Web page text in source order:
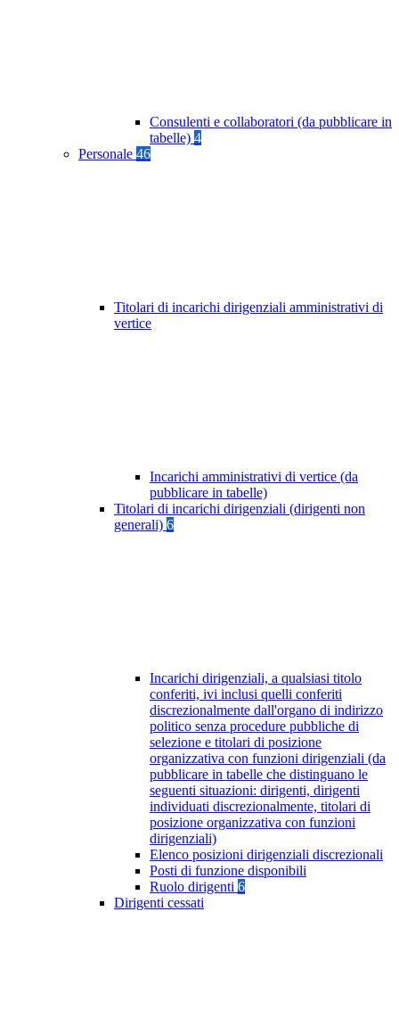
Consulenti e collaboratori (da pubblicare in
tabelle) 4
Personale 46
Titolari di incarichi dirigenziali amministrativi di
vertice
Incarichi amministrativi di vertice (da
pubblicare in tabelle)
Titolari di incarichi dirigenziali (dirigenti non
generali) 6
Incarichi dirigenziali, a qualsiasi titolo
conferiti, ivi inclusi quelli conferiti
discrezionalmente dall'organo di indirizzo
politico senza procedure pubbliche di
selezione e titolari di posizione
organizzativa con funzioni dirigenziali (da
pubblicare in tabelle che distinguano le
seguenti situazioni: dirigenti, dirigenti
individuati discrezionalmente, titolari di
posizione organizzativa con funzioni
dirigenziali)
Elenco posizioni dirigenziali discrezionali
Posti di funzione disponibili
Ruolo dirigenti 6
Dirigenti cessati